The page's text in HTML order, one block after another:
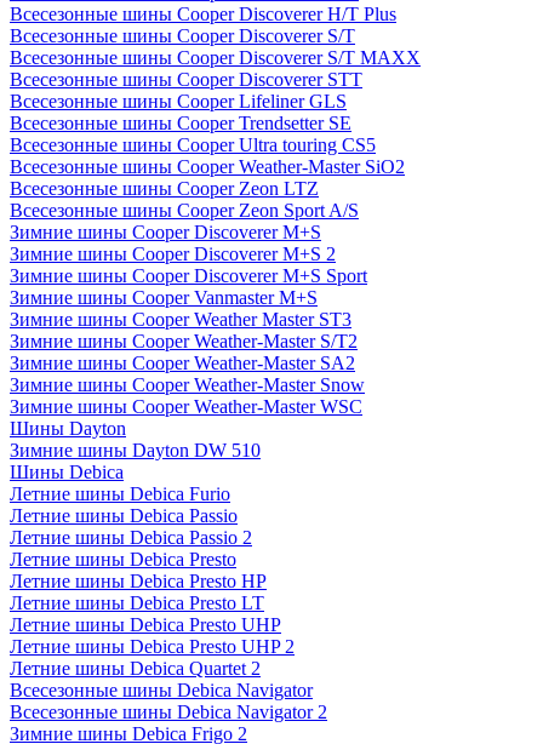
Всесезонные шины Cooper Discoverer H/T Plus
Всесезонные шины Cooper Discoverer S/T
Всесезонные шины Cooper Discoverer S/T MAXX
Всесезонные шины Cooper Discoverer STT
Всесезонные шины Cooper Lifeliner GLS
Всесезонные шины Cooper Trendsetter SE
Всесезонные шины Cooper Ultra touring CS5
Всесезонные шины Cooper Weather-Master SiO2
Всесезонные шины Cooper Zeon LTZ
Всесезонные шины Cooper Zeon Sport A/S
Зимние шины Cooper Discoverer M+S
Зимние шины Cooper Discoverer M+S 2
Зимние шины Cooper Discoverer M+S Sport
Зимние шины Cooper Vanmaster M+S
Зимние шины Cooper Weather Master ST3
Зимние шины Cooper Weather-Master S/T2
Зимние шины Cooper Weather-Master SA2
Зимние шины Cooper Weather-Master Snow
Зимние шины Cooper Weather-Master WSC
Шины Dayton
Зимние шины Dayton DW 510
Шины Debica
Летние шины Debica Furio
Летние шины Debica Passio
Летние шины Debica Passio 2
Летние шины Debica Presto
Летние шины Debica Presto HP
Летние шины Debica Presto LT
Летние шины Debica Presto UHP
Летние шины Debica Presto UHP 2
Летние шины Debica Quartet 2
Всесезонные шины Debica Navigator
Всесезонные шины Debica Navigator 2
Зимние шины Debica Frigo 2